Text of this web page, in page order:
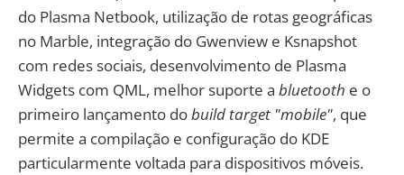
do Plasma Netbook, utilização de rotas geográficas
no Marble, integração do Gwenview e Ksnapshot
com redes sociais, desenvolvimento de Plasma
Widgets com QML, melhor suporte a bluetooth e o
primeiro lançamento dobuild target "mobile", que
permite a compilação e configuração do KDE
particularmente voltada para dispositivos móveis.